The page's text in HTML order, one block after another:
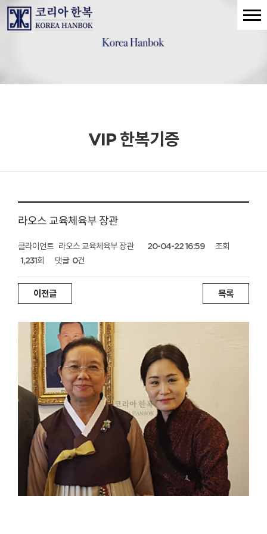
VIP 한복기증
라오스 교육체육부 장관
클라이언트 라오스 교육체육부 장관 20-04-22 16:59
조회
1,231회
댓글 0건
이전글 목록